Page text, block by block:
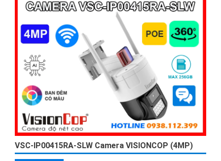
VSC-IP00415RA-SLW Camera VISIONCOP (4MP)